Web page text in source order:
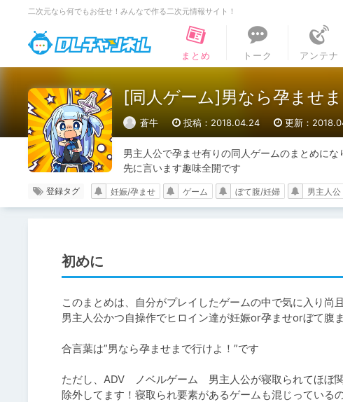
二次元なら何でもお任せ！みんなで作る二次元情報サイト！
DLチャンネル
まとめ
トーク アンテナ
[同人ゲーム]男なら孕ませま
蒼牛 投稿：2018.04.24 更新：
男主人公で孕ませ有りの同人ゲームのまとめにな
先に言います趣味全開です
登録タグ 妊娠/孕ませ ゲーム ぼて腹/妊婦 男主人公
初めに
このまとめは、自分がプレイしたゲームの中で気に入り尚
男主人公かつ自操作でヒロイン達が妊娠or孕ませorぼて腹
合言葉は”男なら孕ませまで行けよ！”です
ただし、ADV　ノベルゲーム　男主人公が寝取られてほぼ
除外してます！寝取られ要素があるゲームも混じっているの